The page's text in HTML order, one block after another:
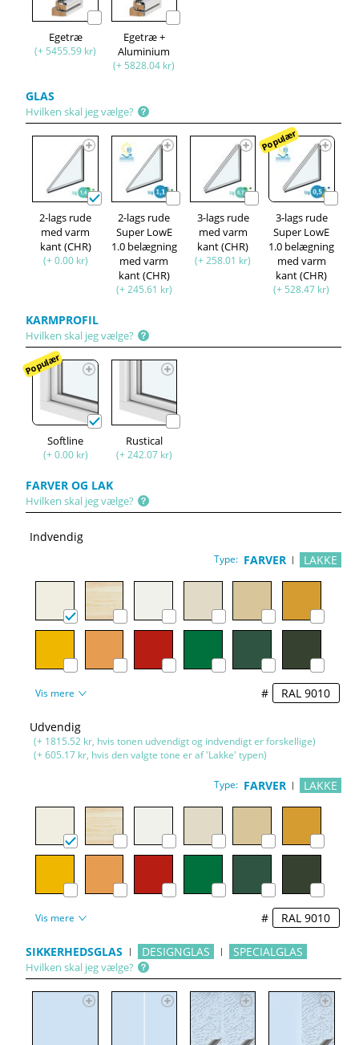
Egetræ
(+ 5455.59 kr)
Egetræ +
Aluminium
(+ 5828.04 kr)
GLAS
Hvilken skal jeg vælge?
2-lags rude
med varm
kant (CHR)
(+ 0.00 kr)
2-lags rude
Super LowE
1.0 belægning
med varm
kant (CHR)
(+ 245.61 kr)
3-lags rude
med varm
kant (CHR)
(+ 258.01 kr)
Populær
3-lags rude
Super LowE
1.0 belægning
med varm
kant (CHR)
(+ 528.47 kr)
KARMPROFIL
Hvilken skal jeg vælge?
Populær
Softline
(+ 0.00 kr)
Rustical
(+ 242.07 kr)
FARVER OG LAK
Hvilken skal jeg vælge?
Indvendig
Type: FARVER LAKKE
Vis mere #
Udvendig
(+ 1815.52 kr, hvis tonen udvendigt og indvendigt er forskellige)
(+ 605.17 kr, hvis den valgte tone er af 'Lakke' typen)
Type: FARVER LAKKE
Vis mere #
SIKKERHEDSGLAS DESIGNGLAS SPECIALGLAS
Hvilken skal jeg vælge?